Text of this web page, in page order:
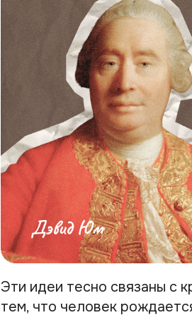
Эти идеи тесно связаны с
тем, что человек